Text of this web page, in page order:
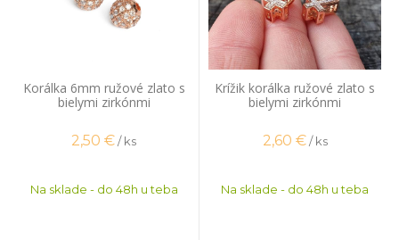
Korálka 6mm ružové zlato s
bielymi zirkónmi
2,50 €/ ks
Na sklade - do 48h u teba
Krížik korálka ružové zlato s
bielymi zirkónmi
2,60 € / ks
Na sklade - do 48h u teba